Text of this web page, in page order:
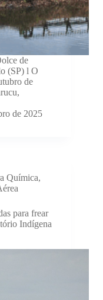
de
(SP) l O
de
de 2025
Química,
para frear
Indígena